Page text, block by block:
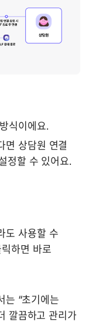
식이에요.
면 상담원 연결
정할 수 있어요.
도 사용할 수
하면 바로
는 “초기에는
깔끔하고 관리가